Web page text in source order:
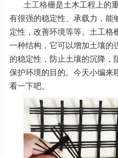
土工格栅是土木工程上的
有很强的稳定性、承载力，能
定性，改善环境等等。土工格
一种结构，它可以增加土壤的
的稳定性，防止土壤的沉降，
保护环境的目的。今天小编来
看一下吧。